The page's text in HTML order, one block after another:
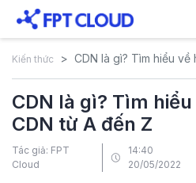
Kiến thức CDN là gì? Tìm hiểu về
CDN là gì? Tìm
CDN từ A đến Z
Tác giả: FPT
Cloud
14:40
20/05/2022